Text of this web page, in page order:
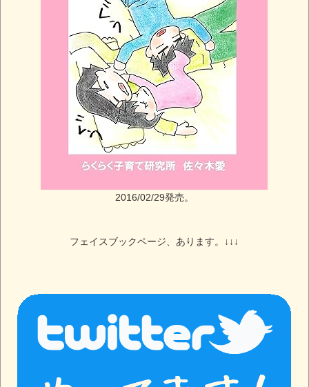
2016/02/29発売。
フェイスブックページ、あります。↓↓↓